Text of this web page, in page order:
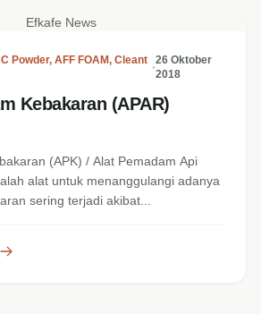
Efkafe News
Powder, AFF FOAM, Cleant
•
26 Oktober
2018
Kebakaran (APAR)
(APK) / Alat Pemadam Api
alat untuk menanggulangi adanya
sering terjadi akibat...